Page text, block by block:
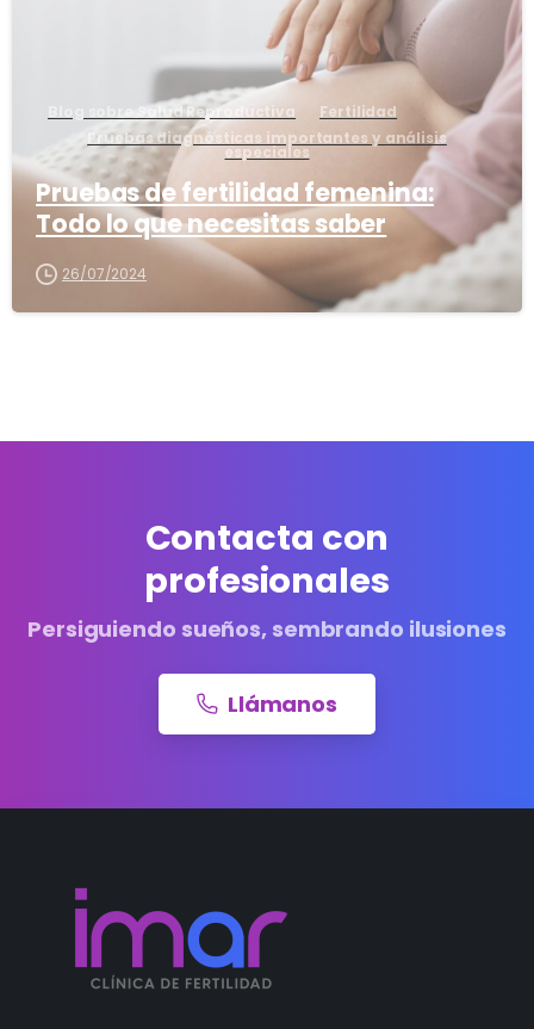
Blog sobre Salud Reproductiva
Fertilidad
Pruebas diagnósticas importantes y análisis
especiales
Pruebas de fertilidad femenina:
Todo lo que necesitas saber
26/07/2024
Contacta con
profesionales
Persiguiendo sueños, sembrando ilusiones
Llámanos